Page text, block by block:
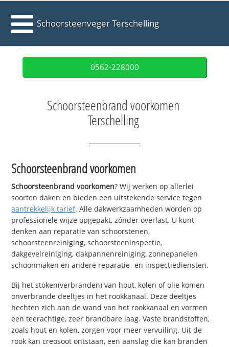
Schoorsteenveger Terschelling
0562-228000
Schoorsteenbrand voorkomen
Terschelling
Schoorsteenbrand voorkomen
Schoorsteenbrand voorkomen? Wij werken op allerlei
soorten daken en bieden een uitstekende service tegen
aantrekkelijk tarief. Alle dakwerkzaamheden worden op
professionele wijze opgepakt, zónder overlast. U kunt
denken aan reparatie van schoorstenen,
schoorsteenreiniging, schoorsteeninspectie,
dakgevelreiniging, dakpannenreiniging, zonnepanelen
schoonmaken en andere reparatie- en inspectiediensten.
Bij het stoken(verbranden) van hout, kolen of olie komen
onverbrande deeltjes in het rookkanaal. Deze deeltjes
hechten zich aan de wand van het rookkanaal en vormen
een teerachtige, zeer brandbare laag. Vaste brandstoffen,
zoals hout en kolen, zorgen voor meer vervuiling. Uit de
rook kan creosoot ontstaan, een aanslag die kan branden